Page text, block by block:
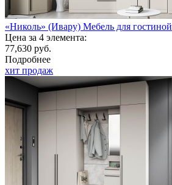
«Николь» (Ивару) Мебель для гостиной
Цена за 4 элемента:
77,630 руб.
Подробнее
хит продаж